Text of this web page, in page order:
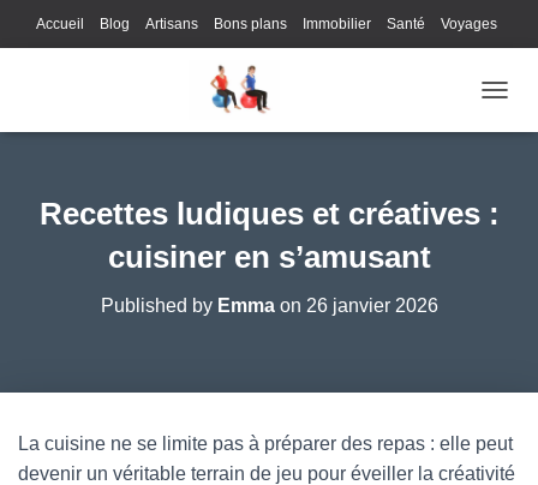
Accueil Blog Artisans Bons plans Immobilier Santé Voyages
Loisirs
Recettes ludiques et créatives :
cuisiner en s’amusant
Published by Emmaon 26 janvier 2026
La cuisine ne se limite pas à préparer des repas : elle peut
devenir un véritable terrain de jeu pour éveiller la créativité